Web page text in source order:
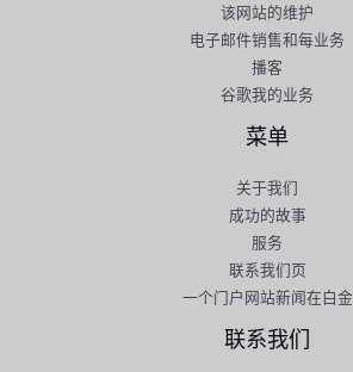
该网站的维护
电子邮件销售和每业务
播客
谷歌我的业务
菜单
关于我们
成功的故事
服务
联系我们页
一个门户网站新闻在白金
联系我们